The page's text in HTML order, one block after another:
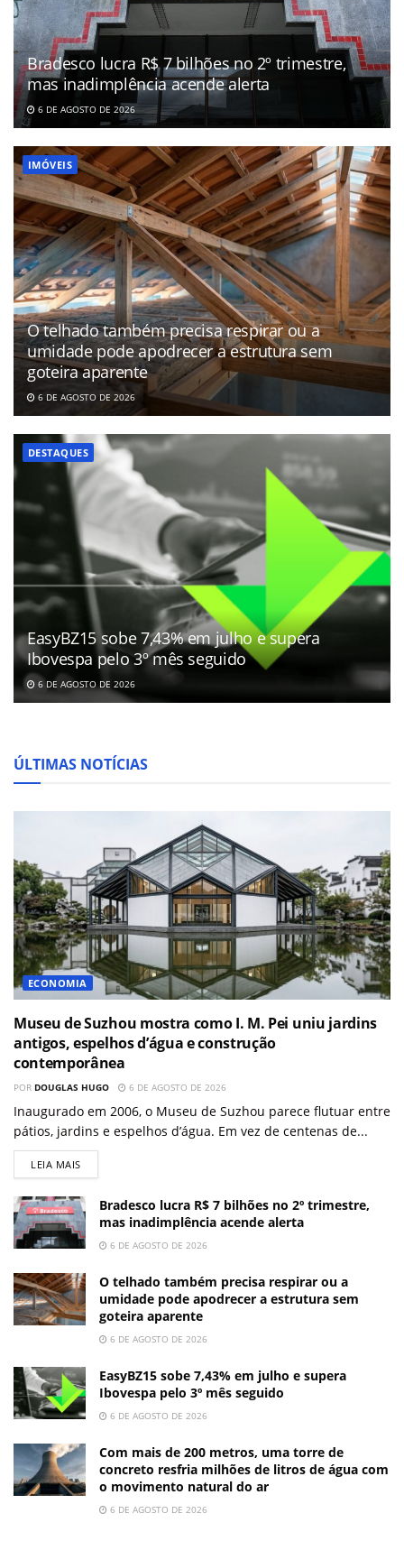
Bradesco lucra R$ 7 bilhões no 2º trimestre,
mas inadimplência acende alerta
6 DE AGOSTO DE 2026
IMÓVEIS
O telhado também precisa respirar ou a
umidade pode apodrecer a estrutura sem
goteira aparente
6 DE AGOSTO DE 2026
DESTAQUES
EasyBZ15 sobe 7,43% em julho e supera
Ibovespa pelo 3º mês seguido
6 DE AGOSTO DE 2026
ÚLTIMAS NOTÍCIAS
ECONOMIA
Museu de Suzhou mostra como I. M. Pei uniu jardins
antigos, espelhos d’água e construção
contemporânea
POR DOUGLAS HUGO 6 DE AGOSTO DE 2026
Inaugurado em 2006, o Museu de Suzhou parece flutuar entre
pátios, jardins e espelhos d’água. Em vez de centenas de...
LEIA MAIS
Bradesco lucra R$ 7 bilhões no 2º trimestre,
mas inadimplência acende alerta
6 DE AGOSTO DE 2026
O telhado também precisa respirar ou a
umidade pode apodrecer a estrutura sem
goteira aparente
6 DE AGOSTO DE 2026
EasyBZ15 sobe 7,43% em julho e supera
Ibovespa pelo 3º mês seguido
6 DE AGOSTO DE 2026
Com mais de 200 metros, uma torre de
concreto resfria milhões de litros de água com
o movimento natural do ar
6 DE AGOSTO DE 2026